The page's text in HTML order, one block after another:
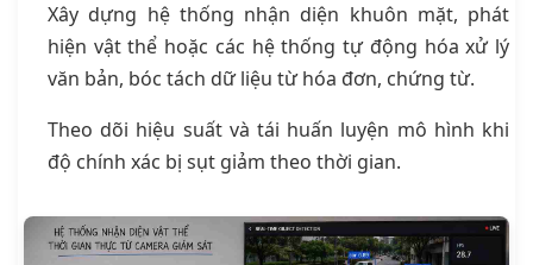
Xây dựng hệ thống nhận diện khuôn mặt, phát
hiện vật thể hoặc các hệ thống tự động hóa xử lý
văn bản, bóc tách dữ liệu từ hóa đơn, chứng từ.
Theo dõi hiệu suất và tái huấn luyện mô hình khi
độ chính xác bị sụt giảm theo thời gian.